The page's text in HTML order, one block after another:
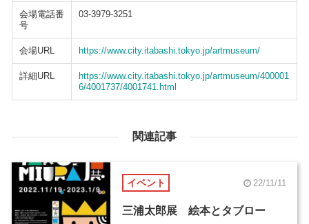
会場電話番
号
03-3979-3251
会場URL https://www.city.itabashi.tokyo.jp/artmuseum/
詳細URL
https://www.city.itabashi.tokyo.jp/artmuseum/400001
6/4001737/4001741.html
関連記事
イベント 22/11/11
三浦太郎展 絵本とタブロー